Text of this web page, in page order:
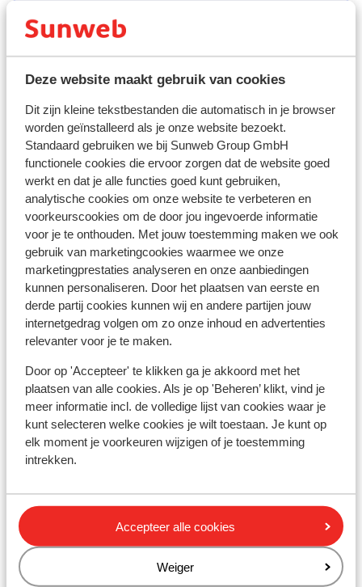
Deze website maakt gebruik van cookies
Dit zijn kleine tekstbestanden die automatisch in je browser
worden geïnstalleerd als je onze website bezoekt.
Standaard gebruiken we bij Sunweb Group GmbH
functionele cookies die ervoor zorgen dat de website goed
werkt en dat je alle functies goed kunt gebruiken,
analytische cookies om onze website te verbeteren en
voorkeurscookies om de door jou ingevoerde informatie
voor je te onthouden. Met jouw toestemming maken we ook
gebruik van marketingcookies waarmee we onze
marketingprestaties analyseren en onze aanbiedingen
kunnen personaliseren. Door het plaatsen van eerste en
derde partij cookies kunnen wij en andere partijen jouw
internetgedrag volgen om zo onze inhoud en advertenties
relevanter voor je te maken.
Door op 'Accepteer' te klikken ga je akkoord met het
plaatsen van alle cookies. Als je op 'Beheren’ klikt, vind je
meer informatie incl. de volledige lijst van cookies waar je
kunt selecteren welke cookies je wilt toestaan. Je kunt op
elk moment je voorkeuren wijzigen of je toestemming
intrekken.
Accepteer alle cookies
Weiger
Ligging
Bekijk op kaart
Afstanden
Centrum: 4 km
Skipiste: 500 m
Skibushalte: 300 m
Skilift: 500 m
Skipas, -les en verhuur
Skipas
Skimateriaal
Andere accommodaties in Méribel
Résidence P&V Premium Les Fermes de Méribel
Résidence Le Peillon